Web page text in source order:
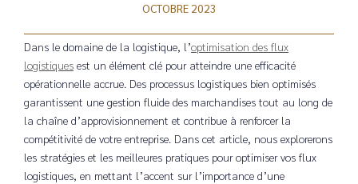
OCTOBRE 2023
Dans le domaine de la logistique, l’optimisation des flux
logistiquesest un élément clé pour atteindre une efficacité
opérationnelle accrue. Des processus logistiques bien optimisés
garantissent une gestion fluide des marchandises tout au long de
la chaîne d’approvisionnement et contribue à renforcer la
compétitivité de votre entreprise. Dans cet article, nous explorerons
les stratégies et les meilleures pratiques pour optimiser vos flux
logistiques, en mettant l’accent sur l’importance d’une